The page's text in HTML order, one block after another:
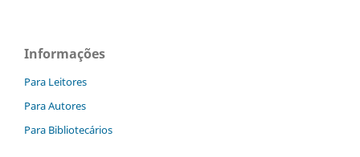
Informações
Para Leitores
Para Autores
Para Bibliotecários